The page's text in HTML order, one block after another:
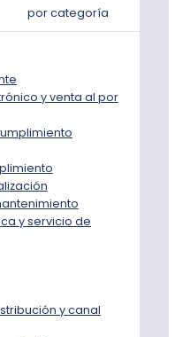
por categoría
y venta al por
y servicio de
y canal